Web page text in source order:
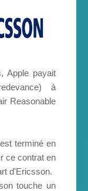
Apple payait
à
Reasonable
terminé en
ce contrat en
d'Ericsson.
touche un